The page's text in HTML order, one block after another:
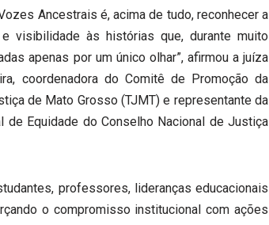
Ancestrais é, acima de tudo, reconhecer a
visibilidade às histórias que, durante muito
apenas por um único olhar”, afirmou a juíza
coordenadora do Comitê de Promoção da
de Mato Grosso (TJMT) e representante da
de Equidade do Conselho Nacional de Justiça
professores, lideranças educacionais
o compromisso institucional com ações